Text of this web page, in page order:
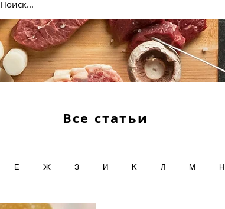
Все статьи
Е Ж З И К Л М Н